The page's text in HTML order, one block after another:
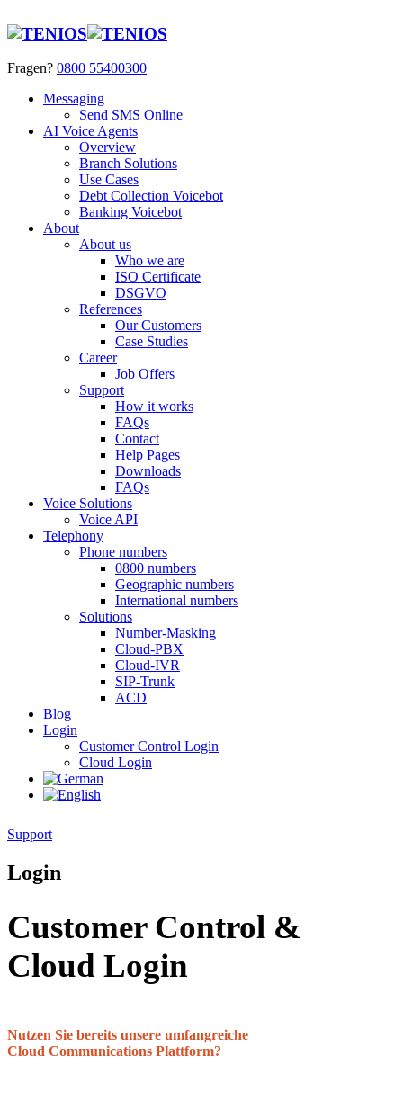
Fragen? 0800 55400300
Messaging
Send SMS Online
AI Voice Agents
Overview
Branch Solutions
Use Cases
Debt Collection Voicebot
Banking Voicebot
About
About us
Who we are
ISO Certificate
DSGVO
References
Our Customers
Case Studies
Career
Job Offers
Support
How it works
FAQs
Contact
Help Pages
Downloads
FAQs
Voice Solutions
Voice API
Telephony
Phone numbers
0800 numbers
Geographic numbers
International numbers
Solutions
Number-Masking
Cloud-PBX
Cloud-IVR
SIP-Trunk
ACD
Blog
Login
Customer Control Login
Cloud Login
Support
Login
Customer Control &
Cloud Login
Nutzen Sie bereits unsere umfangreiche
Cloud Communications Plattform?
Tenios Support